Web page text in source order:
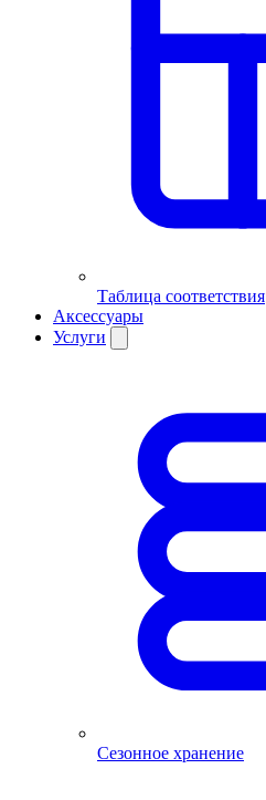
Таблица соответствия
Аксессуары
Услуги
Сезонное хранение